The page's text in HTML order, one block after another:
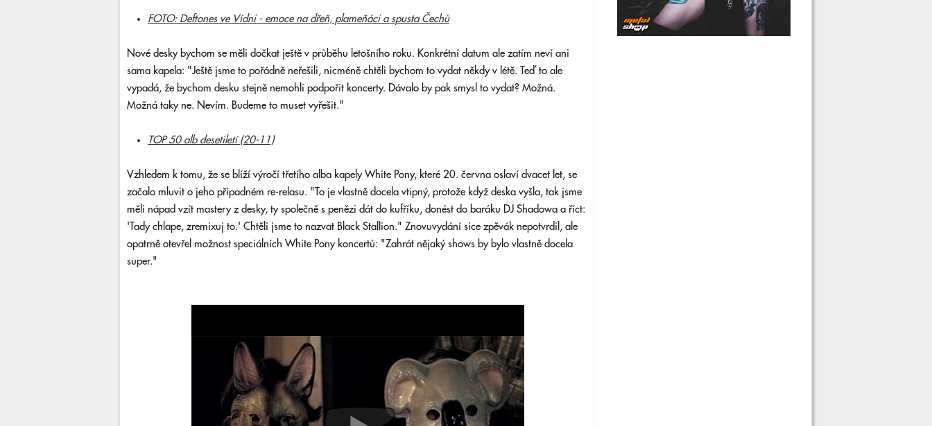
FOTO: Deftones ve Vídni - emoce na dřeň, plameňáci a spusta Čechů
Nové desky bychom se měli dočkat ještě v průběhu letošního roku. Konkrétní datum ale zatím neví ani
sama kapela: "Ještě jsme to pořádně neřešili, nicméně chtěli bychom to vydat někdy v létě. Teď to ale
vypadá, že bychom desku stejně nemohli podpořit koncerty. Dávalo by pak smysl to vydat? Možná.
Možná taky ne. Nevím. Budeme to muset vyřešit."
TOP 50 alb desetiletí (20-11)
Vzhledem k tomu, že se blíží výročí třetího alba kapely White Pony, které 20. června oslaví dvacet let, se
začalo mluvit o jeho případném re-relasu. "To je vlastně docela vtipný, protože když deska vyšla, tak jsme
měli nápad vzít mastery z desky, ty společně s penězi dát do kufříku, donést do baráku DJ Shadowa a říct:
'Tady chlape, zremixuj to.' Chtěli jsme to nazvat Black Stallion." Znovuvydání sice zpěvák nepotvrdil, ale
opatrně otevřel možnost speciálních White Pony koncertů: "Zahrát nějaký shows by bylo vlastně docela
super."